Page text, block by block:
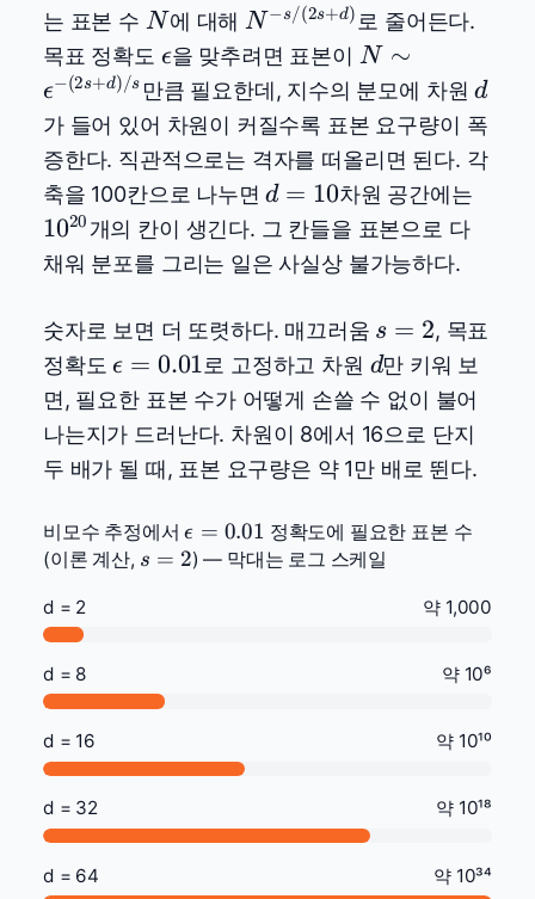
는 표본 수 N
N에 대해 N^{-
s/(2s+d)}
N−s/(2s+d) 로 줄어든다.
목표 정확도 \epsilon
ϵ을 맞추려면 표본이 N \sim
\epsilon^{-
(2s+d)/s}
N ∼
ϵ−(2s+d)/s 만큼 필요한데, 지수의 분모에 차원d
d
가 들어 있어 차원이 커질수록 표본 요구량이 폭
증한다. 직관적으로는 격자를 떠올리면 된다. 각
축을 100칸으로 나누면d=10
d = 10차원 공간에는
1020개의 칸이 생긴다. 그 칸들을 표본으로 다
채워 분포를 그리는 일은 사실상 불가능하다.
숫자로 보면 더 또렷하다. 매끄러움 s=2
s = 2, 목표
정확도 \epsilon=0.01
ϵ = 0.01로 고정하고 차원 d
d만 키워 보
면, 필요한 표본 수가 어떻게 손쓸 수 없이 불어
나는지가 드러난다. 차원이 8에서 16으로 단지
두 배가 될 때, 표본 요구량은 약 1만 배로 뛴다.
비모수 추정에서\epsilon=0.01
ϵ = 0.01 정확도에 필요한 표본 수
(이론 계산, s=2
s = 2) — 막대는 로그 스케일
d = 2 약 1,000
d = 8 약 10⁶
d = 16 약 10¹⁰
d = 32 약 10¹⁸
d = 64 약 10³⁴